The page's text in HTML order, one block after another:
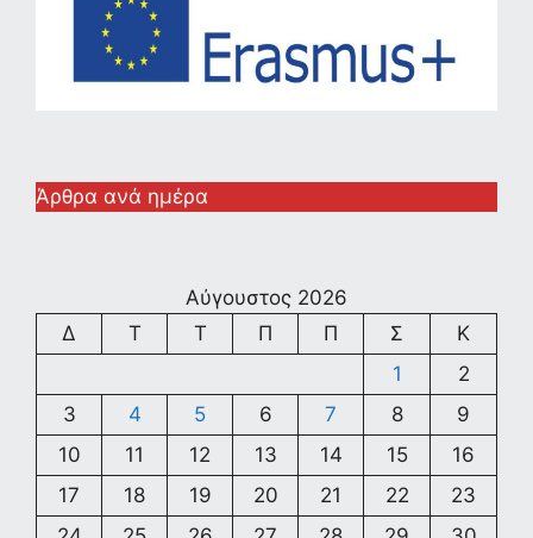
Άρθρα ανά ημέρα
Αύγουστος 2026
Δ
Τ Τ Π Π Σ
Κ
1
2
3
4 5 6 7 8
9
10
11 12 13 14 15
16
17
18 19 20 21 22
23